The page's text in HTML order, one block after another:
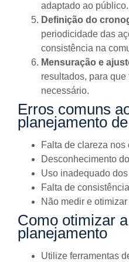
adaptado ao público.
Definição do
periodicidade das
consistência na
Mensuração e
resultados, para
necessário.
Erros comuns
planejamento
Falta de clareza nos
Desconhecimento
Uso inadequado
Falta de
Não medir e
Como otimizar
planejamento
Utilize ferramentas